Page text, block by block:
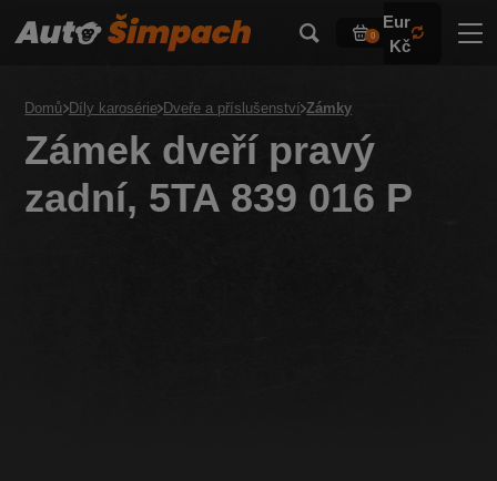
0
Eur
Kč
Domů Díly karosérie Dveře a příslušenství Zámky
Zámek dveří pravý
zadní, 5TA 839 016 P